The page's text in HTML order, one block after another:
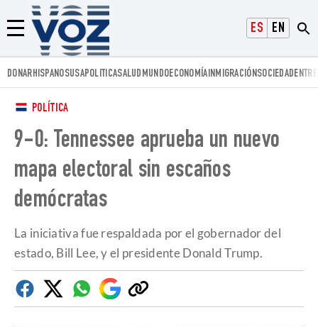
ESPAÑOLENGLISH
Menú
Voz.us
DONARHISPANOSUSAPOLITICASALUD MUNDOECONOMÍAINMIGRACIÓNSOCIEDAD
POLÍTICA
9-0: Tennessee aprueba un nuevo
mapa electoral sin escaños
demócratas
La iniciativa fue respaldada por el gobernador del
estado, Bill Lee, y el presidente Donald Trump.
FacebookTwitterWhatsapp
Google
Discover
Copiar
enlace